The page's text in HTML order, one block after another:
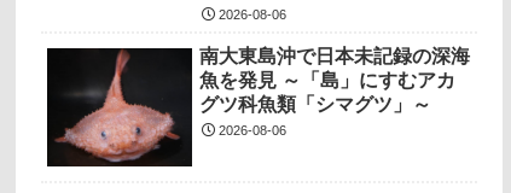
ージング技術を開発―
2026-08-06
南大東島沖で日本未記録の深海
魚を発見 ～「島」にすむアカ
グツ科魚類「シマグツ」～
2026-08-06